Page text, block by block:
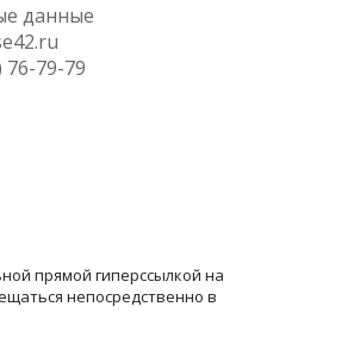
данные
76-79-79
прямой гиперссылкой на
непосредственно в